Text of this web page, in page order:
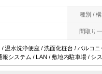
種別 /
間取り
水洗浄便座 / 洗面化粧台 / バルコ
システム / LAN / 敷地内駐車場 / シ